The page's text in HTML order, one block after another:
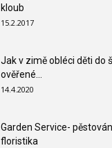
kloub
15.2.2017
Jak v zimě obléci děti do
ověřené...
14.4.2020
Garden Service-
floristika